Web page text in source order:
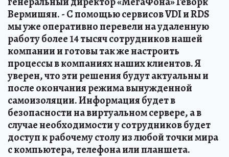
Вермишян. - С помощью сервисов VDI и RDS
мы уже оперативно перевели на удаленную
работу более 14 тысяч сотрудников нашей
компании и готовы так же настроить
процессы в компаниях наших клиентов. Я
уверен, что эти решения будут актуальны и
после окончания режима вынужденной
самоизоляции. Информация будет в
безопасности на виртуальном сервере, а в
случае необходимости у сотрудников будет
доступ к рабочему столу из любой точки мира
с компьютера, телефона или планшета.